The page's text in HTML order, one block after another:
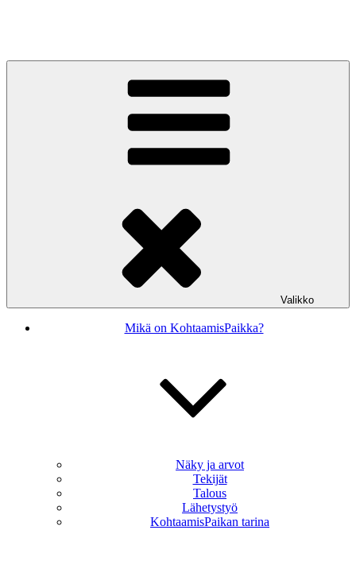
Valikko
Mikä on KohtaamisPaikka?
Näky ja arvot
Tekijät
Talous
Lähetystyö
KohtaamisPaikan tarina